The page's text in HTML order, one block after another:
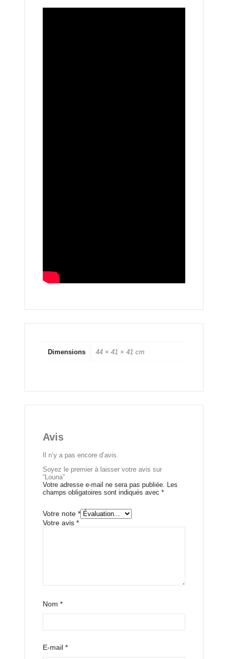
Dimensions 44 × 41 × 41 cm
Avis
Il n’y a pas encore d’avis.
Soyez le premier à laisser votre avis sur
“Louna”
Votre adresse e-mail ne sera pas publiée. Les
champs obligatoires sont indiqués avec *
Votre note *
Votre avis *
Nom *
E-mail *